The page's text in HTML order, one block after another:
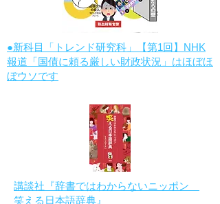
●新科目「トレンド研究科」【第1回】NHK
報道「国債に頼る厳しい財政状況」はほぼほ
ぼウソです
講談社『辞書ではわからないニッポン
笑える日本語辞典』